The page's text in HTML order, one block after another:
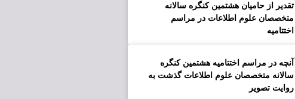
تقدیر از حامیان هشتمین کنگره سالانه
متخصصان علوم اطلاعات در مراسم
اختتامیه
آنچه در مراسم اختتامیه هشتمین کنگره
سالانه متخصصان علوم اطلاعات گذشت به
روایت تصویر